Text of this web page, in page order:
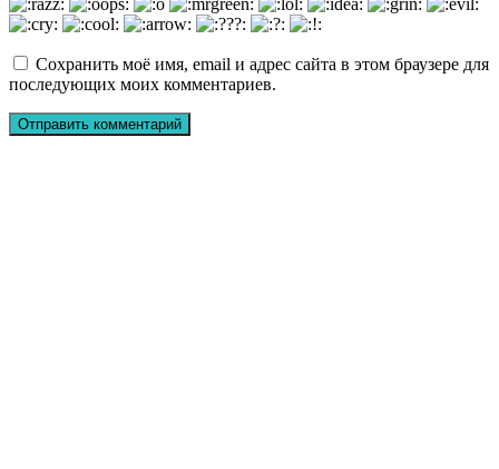
Сохранить моё имя, email и адрес сайта в этом браузере для
последующих моих комментариев.